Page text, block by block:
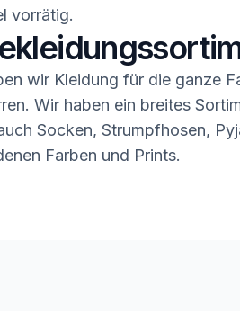
vorrätig.
wir Kleidung für die ganze
Wir haben ein breites
Socken, Strumpfhosen,
Farben und Prints.